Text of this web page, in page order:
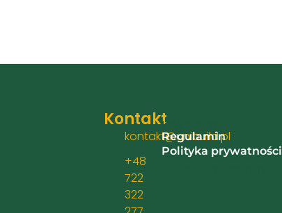
Kontakt
kontakt@unibuild.pl
+48
722
322
Informacje
Regulamin
Polityka prywatności